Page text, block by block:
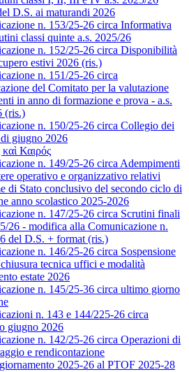
D.S. ai maturandi 2026
n. 153/25-26 circa Informativa
classi quinte a.s. 2025/26
n. 152/25-26 circa Disponibilità
estivi 2026 (ris.)
n. 151/25-26 circa
del Comitato per la valutazione
in anno di formazione e prova - a.s.
(ris.)
n. 150/25-26 circa Collegio dei
giugno 2026
Καιρός
n. 149/25-26 circa Adempimenti
operativo e organizzativo relativi
di Stato conclusivo del secondo ciclo di
anno scolastico 2025-2026
n. 147/25-26 circa Scrutini finali
26 - modifica alla Comunicazione n.
del D.S. + format (ris.)
n. 146/25-26 circa Sospensione
tecnica uffici e modalità
estate 2026
n. 145/25-36 circa ultimo giorno
n. 143 e 144/225-26 circa
giugno 2026
n. 142/25-26 circa Operazioni di
e rendicontazione
2025-26 al PTOF 2025-28